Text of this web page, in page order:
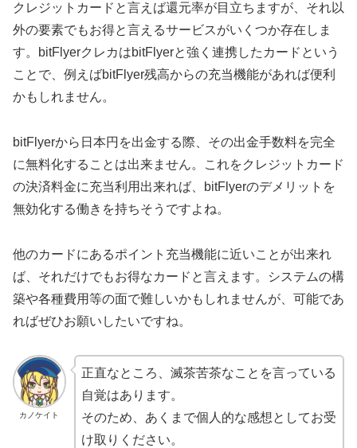
クレジットカードと言えば還元率が目立ちますが、それ以
外の要素でもお得と言えるサービスがいくつか存在しま
す。bitFlyerクレカはbitFlyerと強く連携したカードという
ことで、例えばbitFlyer残高からの充当機能があれば便利
かもしれません。
bitFlyerから日本円を出金する際、その出金手数料を完全
に無料化することは出来ません。これをクレジットカード
の決済料金に充当利用出来れば、bitFlyerのデメリットを
無効化する働きを持ちそうですよね。
他のカードにあるポイント充当機能に近いことが出来れ
ば、それだけでもお得なカードと言えます。システムの構
築や各種費用等の面で難しいかもしれませんが、可能であ
ればぜひお願いしたいですね。
カノケイト
正直なところ、滅茶苦茶なことを言っている
自覚はあります。
そのため、あくまで個人的な感想としてお受
け取りください。